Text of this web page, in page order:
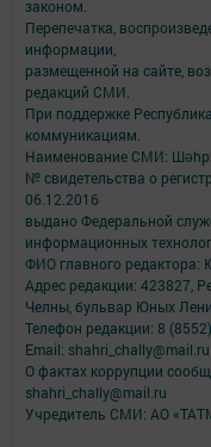
законом.
Перепечатка,
информации,
размещенной на сайте,
редакций СМИ.
При поддержке
коммуникациям.
Наименование СМИ:
№ свидетельства о
06.12.2016
выдано Федеральной
информационных
ФИО главного редактора:
Адрес редакции: 423827,
Челны, бульвар Юных
Телефон редакции: 8
Email: shahri_chally@mail.ru
О фактах коррупции
shahri_chally@mail.ru
Учредитель СМИ: АО